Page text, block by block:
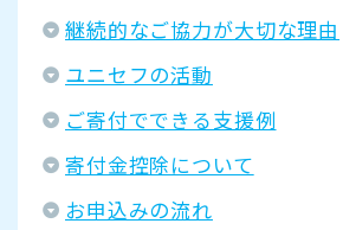
継続的なご協力が大切な理由
ユニセフの活動
ご寄付でできる支援例
寄付金控除について
お申込みの流れ